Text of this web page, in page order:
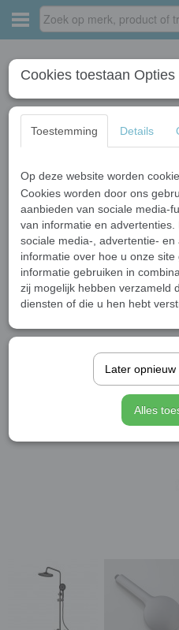
Home › Douchesets › Gun metal ›
Regendouche
Cookies toestaan Opties
Toestemming Details
Op deze website worden
Cookies worden door ons
aanbieden van sociale media-
van informatie en
sociale media-, advertentie-
informatie over hoe u onze
informatie gebruiken in
zij mogelijk hebben verzameld
diensten of die u hen hebt
Later opnieuw
Alles